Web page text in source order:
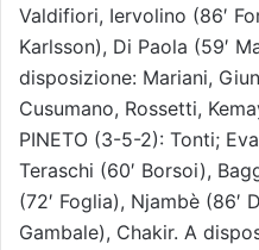
Valdifiori, Iervolino (86′
Karlsson), Di Paola (59′
disposizione: Mariani,
Cusumano, Rossetti,
PINETO (3-5-2): Tonti;
Teraschi (60′ Borsoi),
(72′ Foglia), Njambè (86′
Gambale), Chakir. A